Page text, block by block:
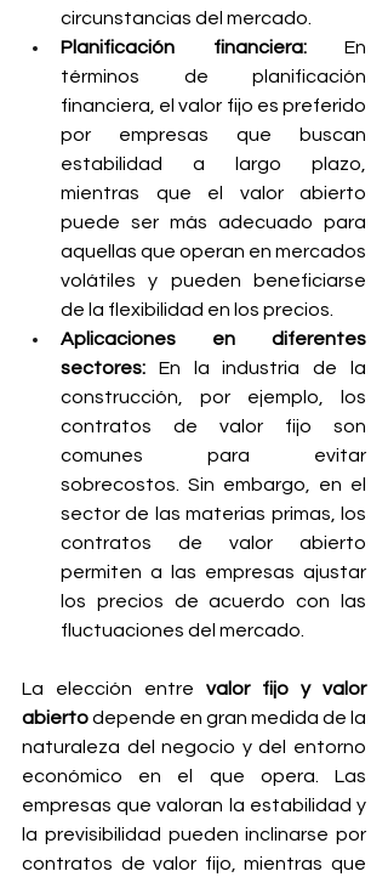
circunstancias del mercado.
Planificación financiera: En
términos de planificación
financiera, el valor fijo es preferido
por empresas que buscan
estabilidad a largo plazo,
mientras que el valor abierto
puede ser más adecuado para
aquellas que operan en mercados
volátiles y pueden beneficiarse
de la flexibilidad en los precios.
Aplicaciones en diferentes
sectores: En la industria de la
construcción, por ejemplo, los
contratos de valor fijo son
comunes para evitar
sobrecostos. Sin embargo, en el
sector de las materias primas, los
contratos de valor abierto
permiten a las empresas ajustar
los precios de acuerdo con las
fluctuaciones del mercado.
La elección entre valor fijo y valor
abierto depende en gran medida de la
naturaleza del negocio y del entorno
económico en el que opera. Las
empresas que valoran la estabilidad y
la previsibilidad pueden inclinarse por
contratos de valor fijo, mientras que